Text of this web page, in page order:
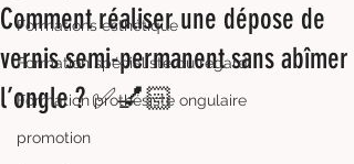
Formations esthétique
Formation spécialiste du regard
Formation prothésiste ongulaire
promotion
Comment réaliser une dépose de
vernis semi-permanent sans abîmer
l’ongle ? ✅💅🏻